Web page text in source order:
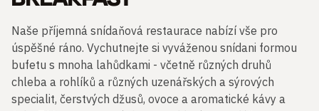
Naše příjemná snídaňová restaurace nabízí vše pro
úspěšné ráno. Vychutnejte si vyváženou snídani formou
bufetu s mnoha lahůdkami - včetně různých druhů
chleba a rohlíků a různých uzenářských a sýrových
specialit, čerstvých džusů, ovoce a aromatické kávy a